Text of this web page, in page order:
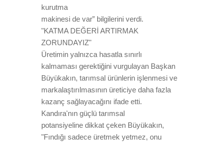
kurutma
makinesi de var” bilgilerini verdi.
"KATMA DEĞERİ ARTIRMAK
ZORUNDAYIZ"
Üretimin yalnızca hasatla sınırlı
kalmaması gerektiğini vurgulayan Başkan
Büyükakın, tarımsal ürünlerin işlenmesi ve
markalaştırılmasının üreticiye daha fazla
kazanç sağlayacağını ifade etti.
Kandıra'nın güçlü tarımsal
potansiyeline dikkat çeken Büyükakın,
"Fındığı sadece üretmek yetmez, onu